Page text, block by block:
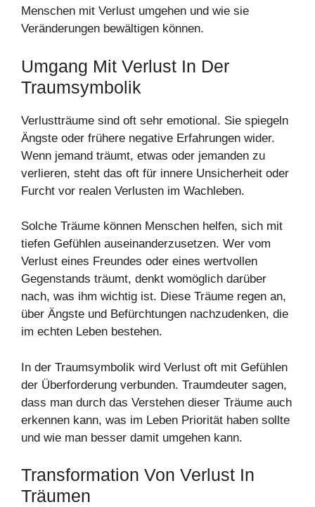
Menschen mit Verlust umgehen und wie sie
Veränderungen bewältigen können.
Umgang Mit Verlust In Der
Traumsymbolik
Verlustträume sind oft sehr emotional. Sie spiegeln
Ängste oder frühere negative Erfahrungen wider.
Wenn jemand träumt, etwas oder jemanden zu
verlieren, steht das oft für innere Unsicherheit oder
Furcht vor realen Verlusten im Wachleben.
Solche Träume können Menschen helfen, sich mit
tiefen Gefühlen auseinanderzusetzen. Wer vom
Verlust eines Freundes oder eines wertvollen
Gegenstands träumt, denkt womöglich darüber
nach, was ihm wichtig ist. Diese Träume regen an,
über Ängste und Befürchtungen nachzudenken, die
im echten Leben bestehen.
In der Traumsymbolik wird Verlust oft mit Gefühlen
der Überforderung verbunden. Traumdeuter sagen,
dass man durch das Verstehen dieser Träume auch
erkennen kann, was im Leben Priorität haben sollte
und wie man besser damit umgehen kann.
Transformation Von Verlust In
Träumen